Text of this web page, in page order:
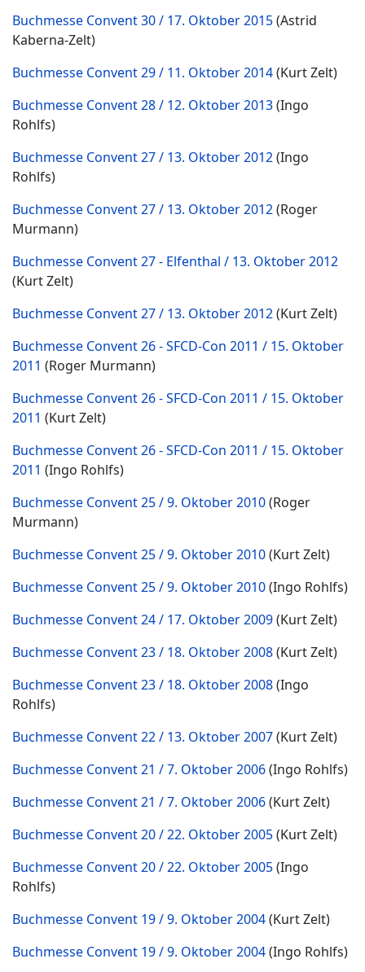
Buchmesse Convent 30 / 17. Oktober 2015(Astrid
Kaberna-Zelt)
Buchmesse Convent 29 / 11. Oktober 2014(Kurt Zelt)
Buchmesse Convent 28 / 12. Oktober 2013(Ingo
Rohlfs)
Buchmesse Convent 27 / 13. Oktober 2012(Ingo
Rohlfs)
Buchmesse Convent 27 / 13. Oktober 2012(Roger
Murmann)
Buchmesse Convent 27 - Elfenthal / 13. Oktober 2012
(Kurt Zelt)
Buchmesse Convent 27 / 13. Oktober 2012(Kurt Zelt)
Buchmesse Convent 26 - SFCD-Con 2011 / 15. Oktober
2011 (Roger Murmann)
Buchmesse Convent 26 - SFCD-Con 2011 / 15. Oktober
2011 (Kurt Zelt)
Buchmesse Convent 26 - SFCD-Con 2011 / 15. Oktober
2011 (Ingo Rohlfs)
Buchmesse Convent 25 / 9. Oktober 2010(Roger
Murmann)
Buchmesse Convent 25 / 9. Oktober 2010(Kurt Zelt)
Buchmesse Convent 25 / 9. Oktober 2010(Ingo Rohlfs)
Buchmesse Convent 24 / 17. Oktober 2009(Kurt Zelt)
Buchmesse Convent 23 / 18. Oktober 2008(Kurt Zelt)
Buchmesse Convent 23 / 18. Oktober 2008(Ingo
Rohlfs)
Buchmesse Convent 22 / 13. Oktober 2007(Kurt Zelt)
Buchmesse Convent 21 / 7. Oktober 2006(Ingo Rohlfs)
Buchmesse Convent 21 / 7. Oktober 2006(Kurt Zelt)
Buchmesse Convent 20 / 22. Oktober 2005(Kurt Zelt)
Buchmesse Convent 20 / 22. Oktober 2005(Ingo
Rohlfs)
Buchmesse Convent 19 / 9. Oktober 2004(Kurt Zelt)
Buchmesse Convent 19 / 9. Oktober 2004(Ingo Rohlfs)